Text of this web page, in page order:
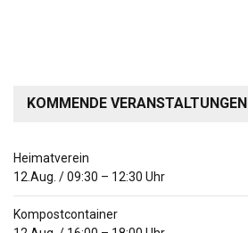
KOMMENDE VERANSTALTUNGEN
Heimatverein
12.Aug. /09:30 – 12:30 Uhr
Kompostcontainer